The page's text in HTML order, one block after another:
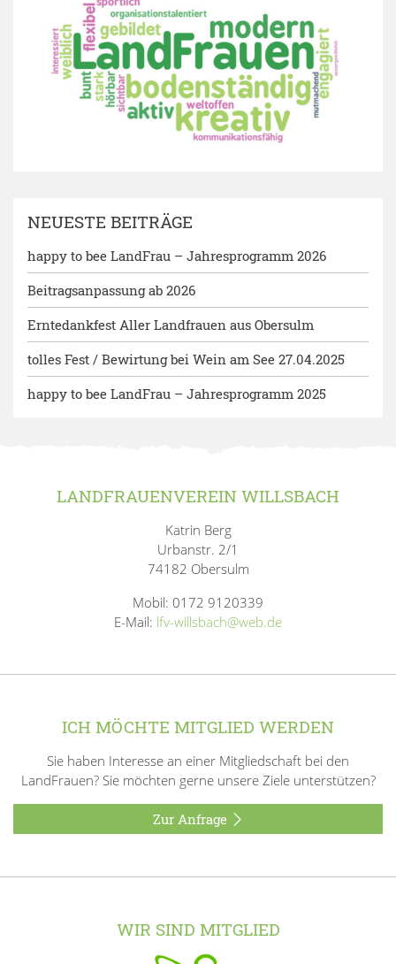
NEUESTE BEITRÄGE
happy to bee LandFrau – Jahresprogramm 2026
Beitragsanpassung ab 2026
Erntedankfest Aller Landfrauen aus Obersulm
tolles Fest / Bewirtung bei Wein am See 27.04.2025
happy to bee LandFrau – Jahresprogramm 2025
LANDFRAUENVEREIN WILLSBACH
Katrin Berg
Urbanstr. 2/1
74182 Obersulm
Mobil: 0172 9120339
E-Mail: lfv-willsbach@web.de
ICH MÖCHTE MITGLIED WERDEN
Sie haben Interesse an einer Mitgliedschaft bei den
LandFrauen? Sie möchten gerne unsere Ziele unterstützen?
Zur Anfrage
WIR SIND MITGLIED